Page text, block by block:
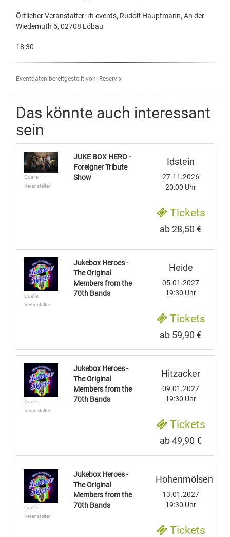
Örtlicher Veranstalter: rh events, Rudolf Hauptmann, An der
Wiedemuth 6, 02708 Löbau
18:30
Eventdaten bereitgestellt von: Reservix
Das könnte auch interessant
sein
Quelle:
Veranstalter
JUKE BOX HERO -
Foreigner Tribute
Show
Idstein
27.11.2026
20:00 Uhr
Tickets
ab 28,50 €
Quelle:
Veranstalter
Jukebox Heroes -
The Original
Members from the
70th Bands
Heide
05.01.2027
19:30 Uhr
Tickets
ab 59,90 €
Quelle:
Veranstalter
Jukebox Heroes -
The Original
Members from the
70th Bands
Hitzacker
09.01.2027
19:30 Uhr
Tickets
ab 49,90 €
Quelle:
Veranstalter
Jukebox Heroes -
The Original
Members from the
70th Bands
Hohenmölsen
13.01.2027
19:30 Uhr
Tickets